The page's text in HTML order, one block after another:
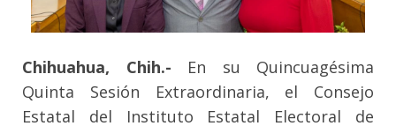
Chihuahua, Chih.- En su Quincuagésima
Quinta Sesión Extraordinaria, el Consejo
Estatal del Instituto Estatal Electoral de